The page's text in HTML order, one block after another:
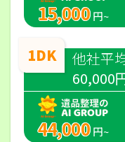
15,000 円~
1DK
他社平
60,000
44,000 円~